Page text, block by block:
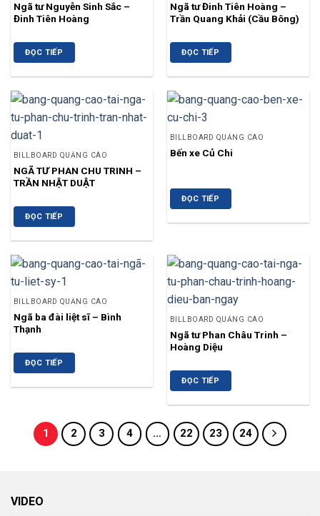
Ngã tư Nguyễn Sinh Sắc –
Đinh Tiên Hoàng
ĐỌC TIẾP
Ngã tư Đinh Tiên Hoàng –
Trần Quang Khải (Cầu Bông)
ĐỌC TIẾP
BILLBOARD QUẢNG CÁO
NGÃ TƯ PHAN CHU TRINH –
TRẦN NHẬT DUẬT
ĐỌC TIẾP
BILLBOARD QUẢNG CÁO
Bến xe Củ Chi
ĐỌC TIẾP
BILLBOARD QUẢNG CÁO
Ngã ba đài liệt sĩ – Bình
Thạnh
ĐỌC TIẾP
BILLBOARD QUẢNG CÁO
Ngã tư Phan Châu Trinh –
Hoàng Diệu
ĐỌC TIẾP
1 2 3 4 … 22 23 24
VIDEO